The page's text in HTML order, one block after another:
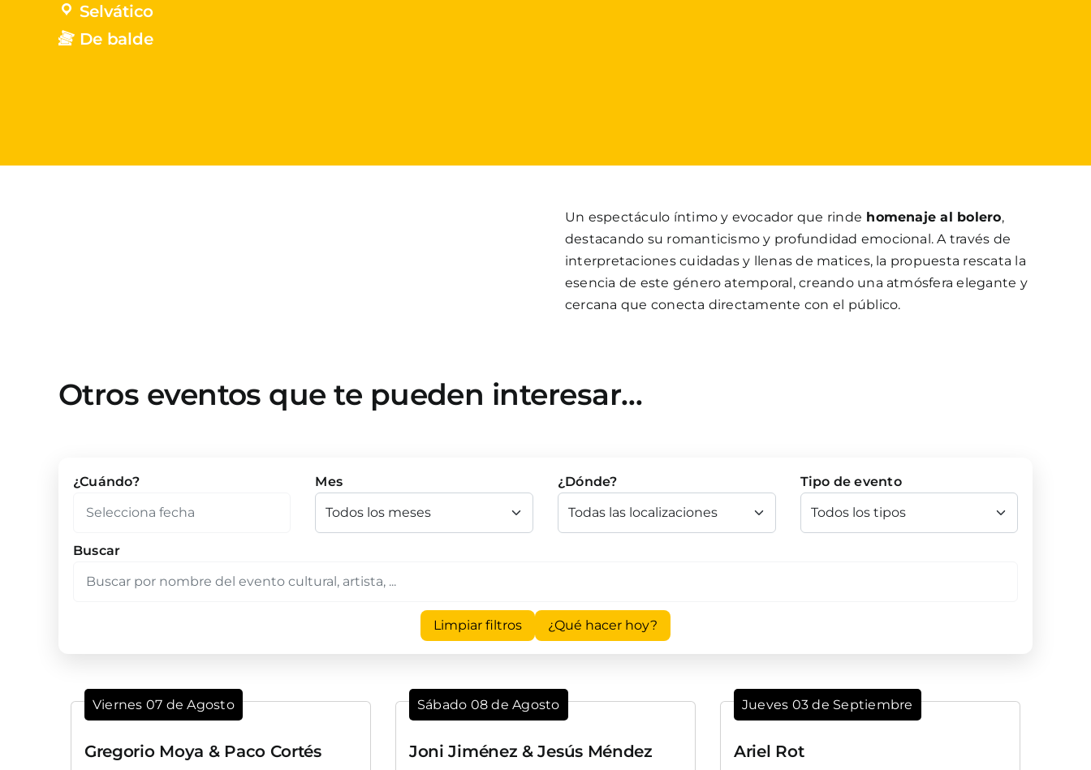
Selvático
De balde
Un espectáculo íntimo y evocador que rinde homenaje al bolero,
destacando su romanticismo y profundidad emocional. A través de
interpretaciones cuidadas y llenas de matices, la propuesta rescata la
esencia de este género atemporal, creando una atmósfera elegante y
cercana que conecta directamente con el público.
Otros eventos que te pueden interesar…
¿Cuándo? Mes ¿Dónde? Tipo de evento
Buscar
Limpiar filtros ¿Qué hacer hoy?
Viernes 07 de Agosto
Gregorio Moya & Paco Cortés
Sábado 08 de Agosto
Joni Jiménez & Jesús Méndez
Jueves 03 de Septiembre
Ariel Rot